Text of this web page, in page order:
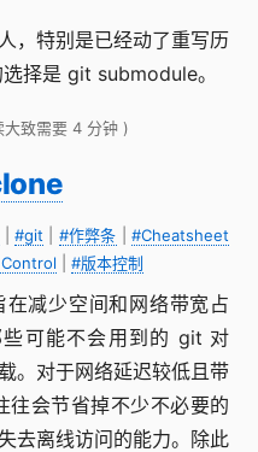
，特别是已经动了重写历
择是 git submodule。
致需要 4 分钟 )
|#git #作弊条 |#Cheatsheet
#版本控制
减少空间和网络带宽占
可能不会用到的 git 对
。对于网络延迟较低且带
往会节省掉不少不必要的
去离线访问的能力。除此